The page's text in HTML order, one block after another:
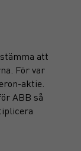
att
För var
aktie.
ABB så